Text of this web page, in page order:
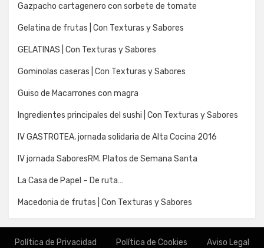
Gazpacho cartagenero con sorbete de tomate
Gelatina de frutas | Con Texturas y Sabores
GELATINAS | Con Texturas y Sabores
Gominolas caseras | Con Texturas y Sabores
Guiso de Macarrones con magra
Ingredientes principales del sushi | Con Texturas y Sabores
IV GASTROTEA, jornada solidaria de Alta Cocina 2016
IV jornada SaboresRM. Platos de Semana Santa
La Casa de Papel – De ruta…
Macedonia de frutas | Con Texturas y Sabores
Política de Privacidad Política de Cookies Aviso Legal